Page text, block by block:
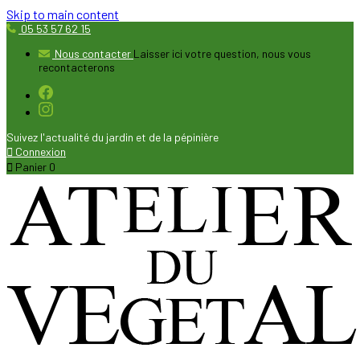
Skip to main content
05 53 57 62 15
Nous contacter Laisser ici votre question, nous vous
recontacterons
Suivez l'actualité du jardin et de la pépinière
 Connexion
 Panier 0